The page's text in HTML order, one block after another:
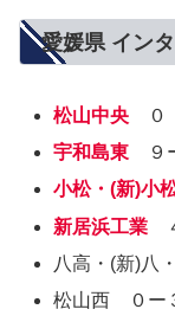
愛媛県 イン
松山中央 ０
宇和島東 ９
小松・(新)小
新居浜工業
八高・(新)
松山西 ０